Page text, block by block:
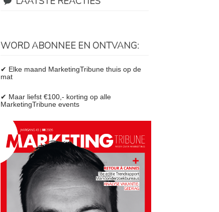
WORD ABONNEE EN ONTVANG:
✔ Elke maand MarketingTribune thuis op de
mat
✔ Maar liefst €100,- korting op alle
MarketingTribune events